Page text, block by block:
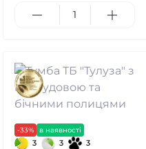
-33% в наявності
3 3 3